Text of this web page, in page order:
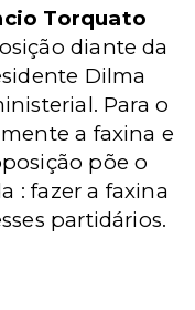
Torquato
diante da
Dilma
Para o
a faxina e
põe o
: fazer a faxina
partidários.